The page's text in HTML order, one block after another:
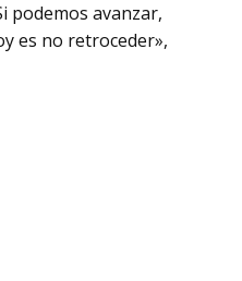
podemos avanzar,
es no retroceder»,